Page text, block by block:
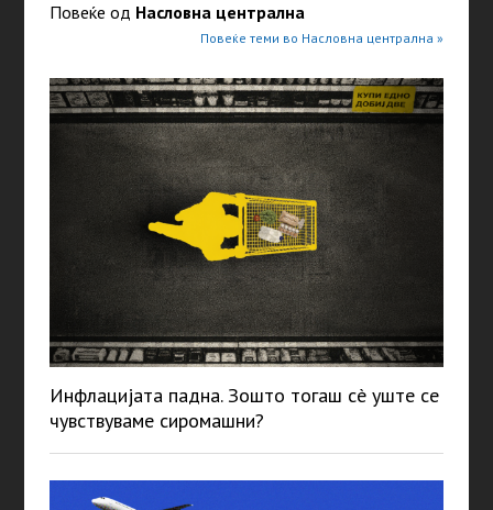
Повеќе од Насловна централна
Повеќе теми во Насловна централна »
Инфлацијата падна. Зошто тогаш сè уште се
чувствуваме сиромашни?